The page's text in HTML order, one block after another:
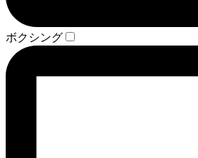
ボクシング